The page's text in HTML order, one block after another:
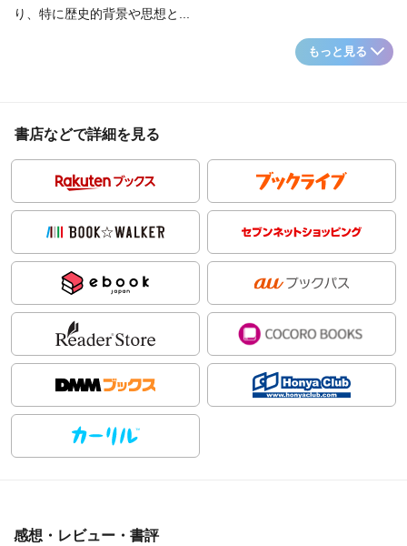
り、特に歴史的背景や思想と...
もっと見る
書店などで詳細を見る
感想・レビュー・書評